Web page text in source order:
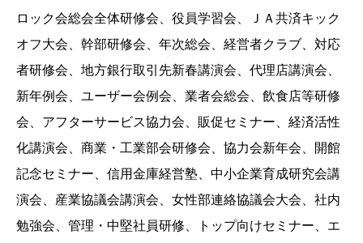
ロック会総会全体研修会、役員学習会、ＪＡ共済キック
オフ大会、幹部研修会、年次総会、経営者クラブ、対応
者研修会、地方銀行取引先新春講演会、代理店講演会、
新年例会、ユーザー会例会、業者会総会、飲食店等研修
会、アフターサービス協力会、販促セミナー、経済活性
化講演会、商業・工業部会研修会、協力会新年会、開館
記念セミナー、信用金庫経営塾、中小企業育成研究会講
演会、産業協議会講演会、女性部連絡協議会大会、社内
勉強会、管理・中堅社員研修、トップ向けセミナー、エ